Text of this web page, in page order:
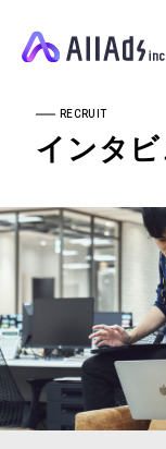
RECRUIT
インタ